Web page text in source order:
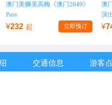
澳门美狮美高梅《澳门2049》
Pass
¥232 起 立即预订
澳
演
¥
交通信息 游客